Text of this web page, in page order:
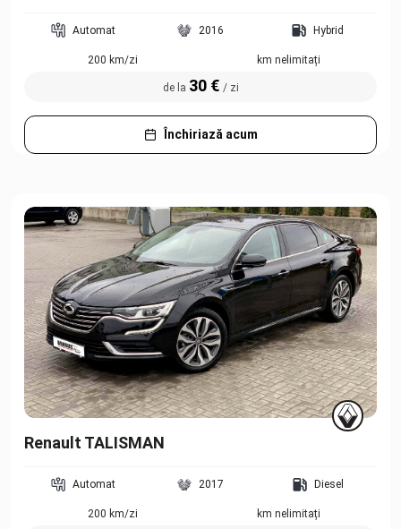
Automat 2016 Hybrid
200 km/zi km nelimitați
de la 30 € / zi
Închiriază acum
Renault TALISMAN
Automat 2017 Diesel
200 km/zi km nelimitați